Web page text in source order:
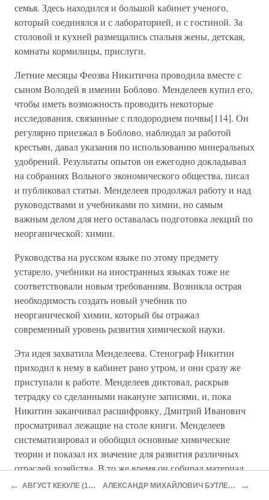
семья. Здесь находился и большой кабинет ученого,
который соединялся и с лабораторией, и с гостиной. За
столовой и кухней размещались спальня жены, детская,
комнаты кормилицы, прислуги.
Летние месяцы Феозва Никитична проводила вместе с
сыном Володей в имении Боблово. Менделеев купил его,
чтобы иметь возможность проводить некоторые
исследования, связанные с плодородием почвы[114]. Он
регулярно приезжал в Боблово, наблюдал за работой
крестьян, давал указания по использованию минеральных
удобрений. Результаты опытов он ежегодно докладывал
на собраниях Вольного экономического общества, писал
и публиковал статьи. Менделеев продолжал работу и над
руководствами и учебниками по химии, но самым
важным делом для него оставалась подготовка лекций по
неорганической: химии.
Руководства на русском языке по этому предмету
устарело, учебники на иностранных языках тоже не
соответствовали новым требованиям. Возникла острая
необходимость создать новый учебник по
неорганической химии, который бы отражал
современный уровень развития химической науки.
Эта идея захватила Менделеева. Стенограф Никитин
приходил к нему в кабинет рано утром, и они сразу же
приступали к работе. Менделеев диктовал, раскрыв
тетрадку со сделанными накануне записями, и, пока
Никитин заканчивал расшифровку, Дмитрий Иванович
просматривал лежащие на столе книги. Менделеев
систематизировал и обобщил основные химические
теории и показал их значение для развития различных
отраслей хозяйства. В то же время он собирал материал
для второго выпуска учебника, куда должно было войти
← АВГУСТ КЕКУЛЕ (1829–1896) АЛЕКСАНДР МИХАЙЛОВИЧ БУТЛЕРОВ (1828–1886) →